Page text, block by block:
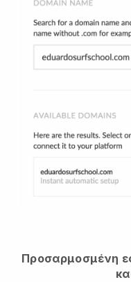
Προσαρμοσμένη